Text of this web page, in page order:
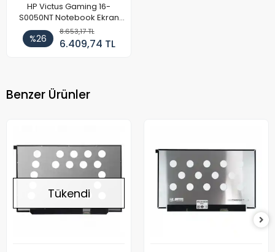
HP Victus Gaming 16-
S0050NT Notebook Ekran
Paneli 2K 240Hz
%26
8.653,17 TL
6.409,74 TL
Benzer Ürünler
Tükendi